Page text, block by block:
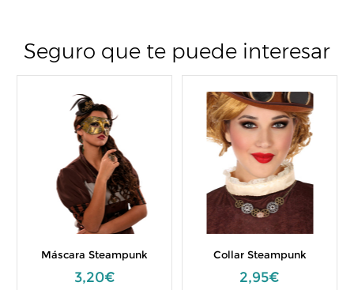
Seguro que te puede interesar
Máscara Steampunk
3,20€
Collar Steampunk
2,95€